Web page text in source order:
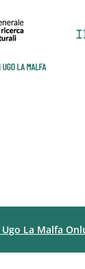
La Malfa